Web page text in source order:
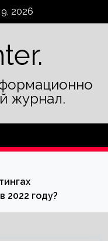
2026
журнал.
2022 году?